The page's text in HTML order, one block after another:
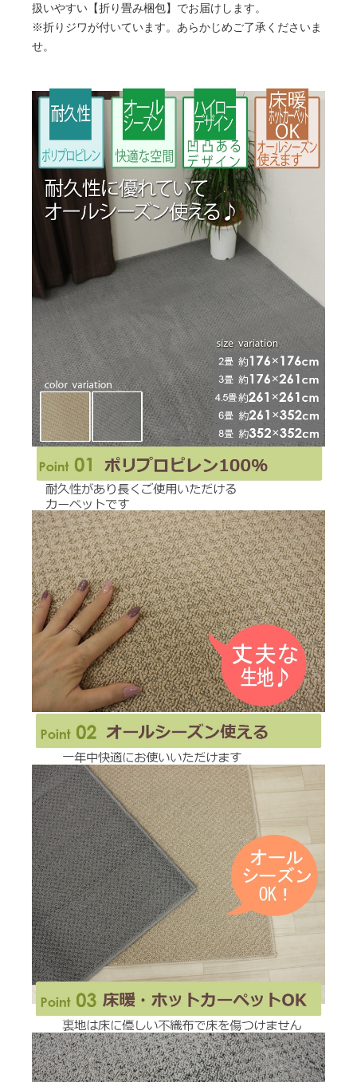
扱いやすい【折り畳み梱包】でお届けします。
※折りジワが付いています。あらかじめご了承くださいま
せ。